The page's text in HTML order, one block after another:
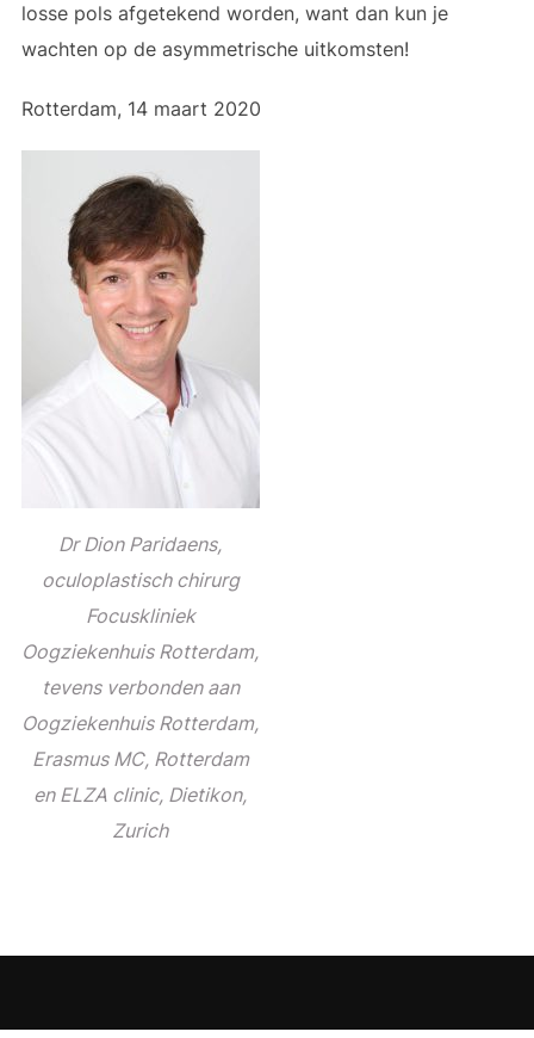
losse pols afgetekend worden, want dan kun je
wachten op de asymmetrische uitkomsten!
Rotterdam, 14 maart 2020
Dr Dion Paridaens,
oculoplastisch chirurg
Focuskliniek
Oogziekenhuis Rotterdam,
tevens verbonden aan
Oogziekenhuis Rotterdam,
Erasmus MC, Rotterdam
en ELZA clinic, Dietikon,
Zurich